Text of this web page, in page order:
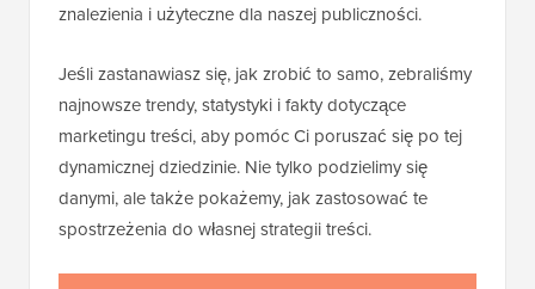
znalezienia i użyteczne dla naszej publiczności.
Jeśli zastanawiasz się, jak zrobić to samo, zebraliśmy
najnowsze trendy, statystyki i fakty dotyczące
marketingu treści, aby pomóc Ci poruszać się po tej
dynamicznej dziedzinie. Nie tylko podzielimy się
danymi, ale także pokażemy, jak zastosować te
spostrzeżenia do własnej strategii treści.